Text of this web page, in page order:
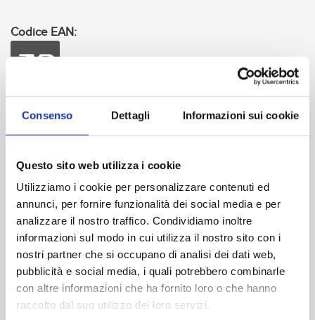
Consenso Dettagli Informazioni sui cookie
Questo sito web utilizza i cookie
Utilizziamo i cookie per personalizzare contenuti ed
annunci, per fornire funzionalità dei social media e per
analizzare il nostro traffico. Condividiamo inoltre
informazioni sul modo in cui utilizza il nostro sito con i
nostri partner che si occupano di analisi dei dati web,
pubblicità e social media, i quali potrebbero combinarle
con altre informazioni che ha fornito loro o che hanno
raccolto dal suo utilizzo dei loro servizi.
Codice EAN:
Durata:
16/9 - 2.35:1
DIGITAL DOWNLOAD